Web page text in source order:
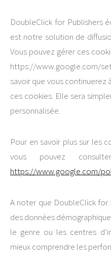
DoubleClick for Publishers
est notre solution de
Vous pouvez gérer ces
https://www.google.com/
savoir que vous continuerez
ces cookies. Elle sera
personnalisée.
Pour en savoir plus sur les
vous pouvez
https://www.google.com/
A noter que DoubleClick
des données
le genre ou les centres
mieux comprendre les